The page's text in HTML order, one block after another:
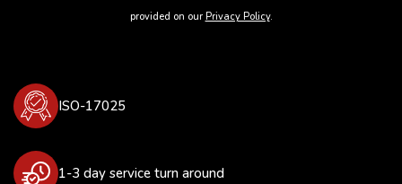
provided on our Privacy Policy.
ISO-17025
1-3 day service turn around